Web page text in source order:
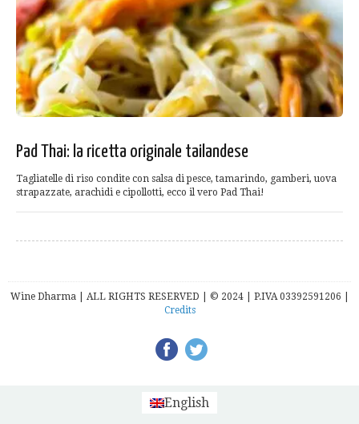
Pad Thai: la ricetta originale tailandese
Tagliatelle di riso condite con salsa di pesce, tamarindo, gamberi, uova
strapazzate, arachidi e cipollotti, ecco il vero Pad Thai!
Wine Dharma | ALL RIGHTS RESERVED | © 2024 | P.IVA 03392591206 |
Credits
English